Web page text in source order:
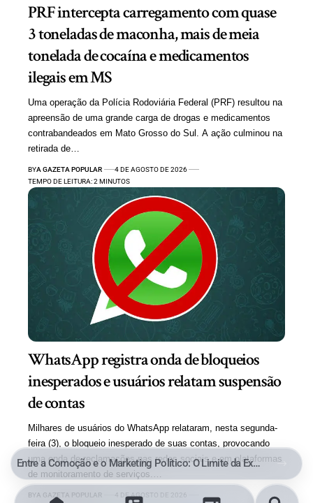
Entre a Comoção e o Marketing Político: O Limite da Exploração de uma Tragédia
PRF intercepta carregamento com quase
3 toneladas de maconha, mais de meia
tonelada de cocaína e medicamentos
ilegais em MS
Uma operação da Polícia Rodoviária Federal (PRF) resultou na
apreensão de uma grande carga de drogas e medicamentos
contrabandeados em Mato Grosso do Sul. A ação culminou na
retirada de…
BYA GAZETA POPULAR
4 DE AGOSTO DE 2026
TEMPO DE LEITURA: 2 MINUTOS
WhatsApp registra onda de bloqueios
inesperados e usuários relatam suspensão
de contas
Milhares de usuários do WhatsApp relataram, nesta segunda-
feira (3), o bloqueio inesperado de suas contas, provocando
uma onda de reclamações nas redes sociais e em plataformas
de monitoramento de serviços.…
BYA GAZETA POPULAR
4 DE AGOSTO DE 2026